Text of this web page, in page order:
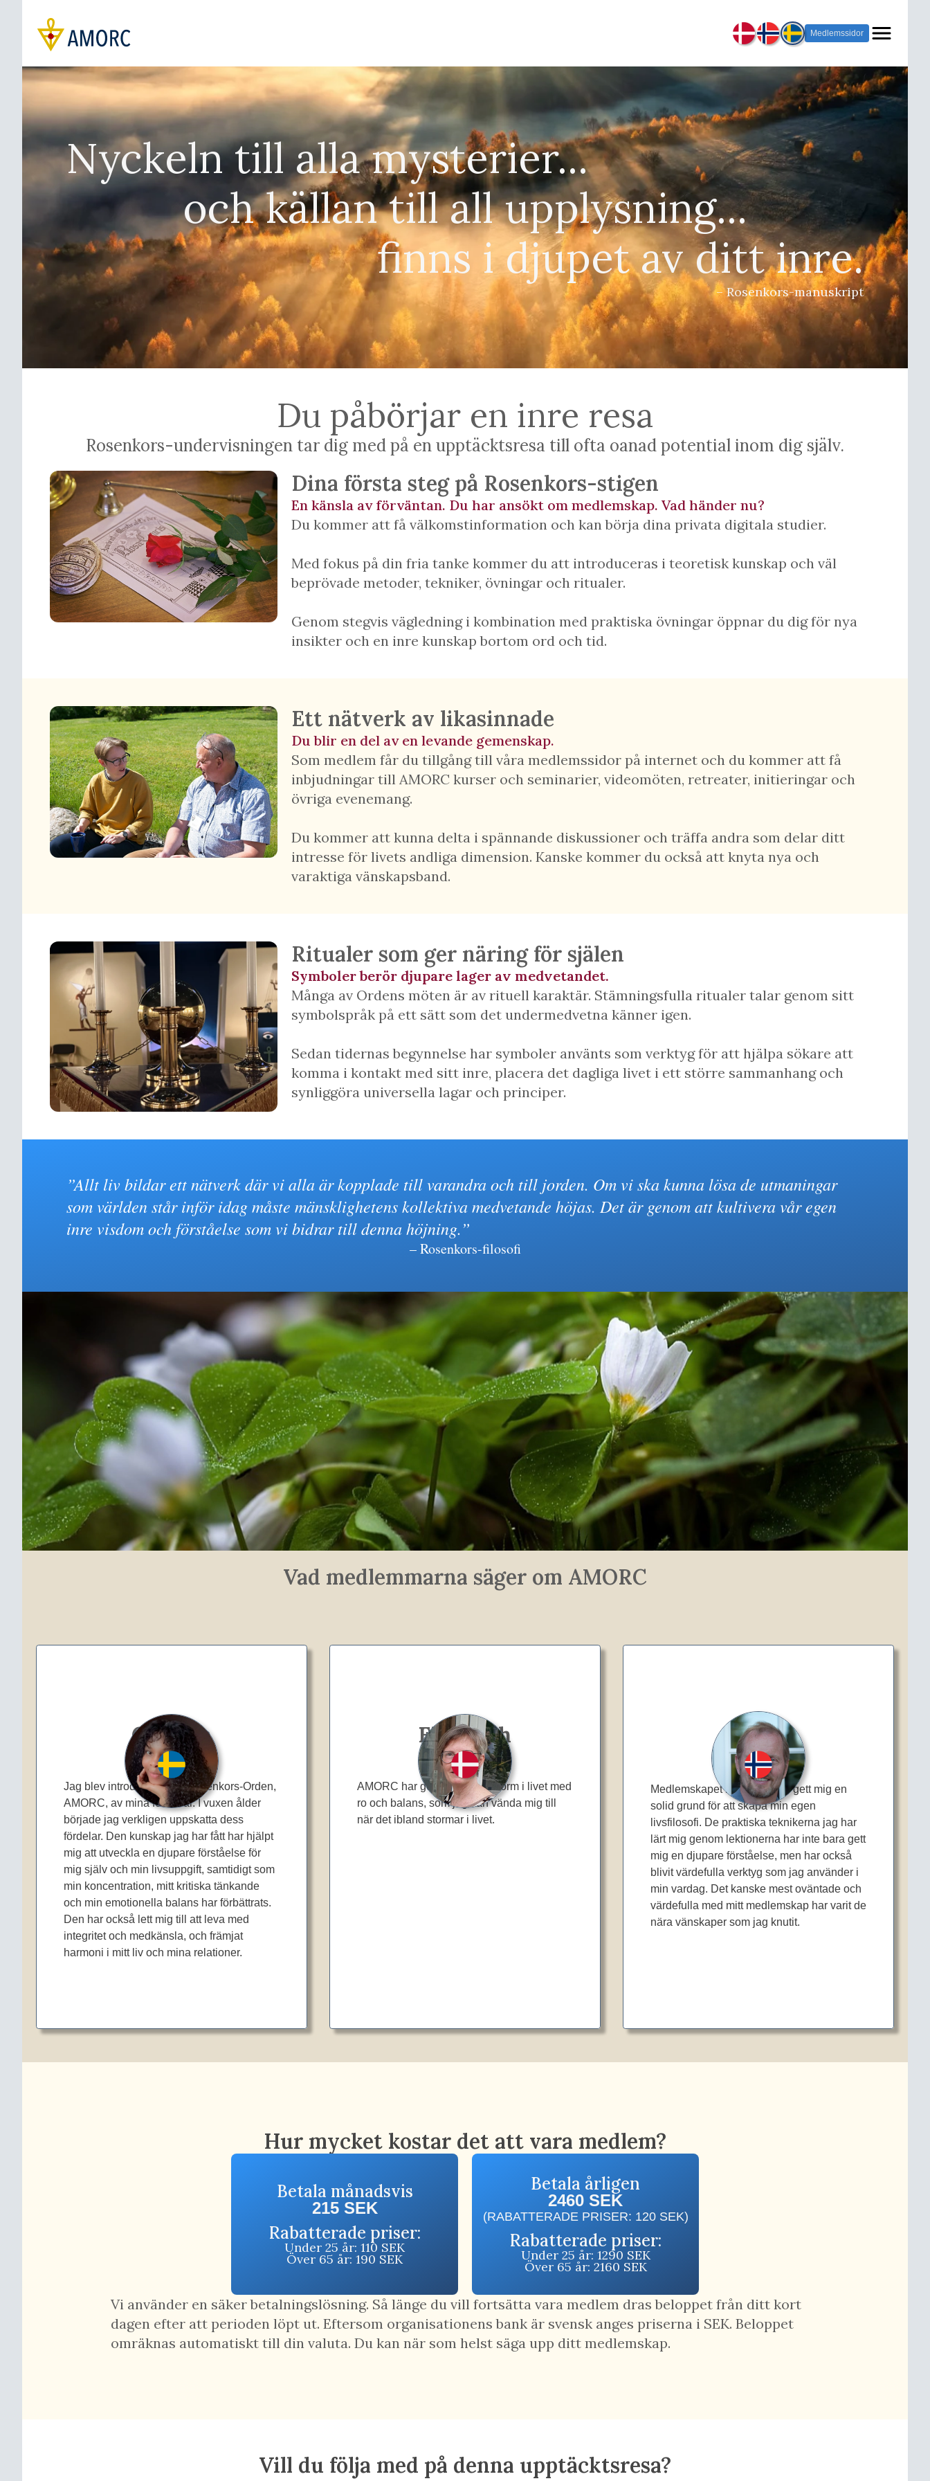
Medlemssidor
Nyckeln till alla mysterier...
och källan till all upplysning...
finns i djupet av ditt inre.
– Rosenkors-manuskript
Du påbörjar en inre resa
Rosenkors-undervisningen tar dig med på en upptäcktsresa till ofta oanad potential inom dig själv.
Dina första steg på Rosenkors-stigen
En känsla av förväntan. Du har ansökt om medlemskap. Vad händer nu?
Du kommer att få välkomstinformation och kan börja dina privata digitala studier.
Med fokus på din fria tanke kommer du att introduceras i teoretisk kunskap och väl
beprövade metoder, tekniker, övningar och ritualer.
Genom stegvis vägledning i kombination med praktiska övningar öppnar du dig för nya
insikter och en inre kunskap bortom ord och tid.
Ett nätverk av likasinnade
Du blir en del av en levande gemenskap.
Som medlem får du tillgång till våra medlemssidor på internet och du kommer att få
inbjudningar till AMORC kurser och seminarier, videomöten, retreater, initieringar och
övriga evenemang.
Du kommer att kunna delta i spännande diskussioner och träffa andra som delar ditt
intresse för livets andliga dimension. Kanske kommer du också att knyta nya och
varaktiga vänskapsband.
Ritualer som ger näring för själen
Symboler berör djupare lager av medvetandet.
Många av Ordens möten är av rituell karaktär. Stämningsfulla ritualer talar genom sitt
symbolspråk på ett sätt som det undermedvetna känner igen.
Sedan tidernas begynnelse har symboler använts som verktyg för att hjälpa sökare att
komma i kontakt med sitt inre, placera det dagliga livet i ett större sammanhang och
synliggöra universella lagar och principer.
”Allt liv bildar ett nätverk där vi alla är kopplade till varandra och till jorden. Om vi ska kunna lösa de utmaningar
som världen står inför idag måste mänsklighetens kollektiva medvetande höjas. Det är genom att kultivera vår egen
inre visdom och förståelse som vi bidrar till denna höjning.”
– Rosenkors-filosofi
Vad medlemmarna säger om AMORC
Chizoba
Jag blev introducerad till Rosenkors-Orden,
AMORC, av mina föräldrar. I vuxen ålder
började jag verkligen uppskatta dess
fördelar. Den kunskap jag har fått har hjälpt
mig att utveckla en djupare förståelse för
mig själv och min livsuppgift, samtidigt som
min koncentration, mitt kritiska tänkande
och min emotionella balans har förbättrats.
Den har också lett mig till att leva med
integritet och medkänsla, och främjat
harmoni i mitt liv och mina relationer.
Elisabeth
AMORC har gett mig en plattform i livet med
ro och balans, som jag kan vända mig till
när det ibland stormar i livet.
Trond
Medlemskapet i AMORC har gett mig en
solid grund för att skapa min egen
livsfilosofi. De praktiska teknikerna jag har
lärt mig genom lektionerna har inte bara gett
mig en djupare förståelse, men har också
blivit värdefulla verktyg som jag använder i
min vardag. Det kanske mest oväntade och
värdefulla med mitt medlemskap har varit de
nära vänskaper som jag knutit.
Hur mycket kostar det att vara medlem?
Betala månadsvis
215 SEK
Rabatterade priser:
Under 25 år: 110 SEK
Över 65 år: 190 SEK
Betala årligen
2460 SEK
(RABATTERADE PRISER: 120 SEK)
Rabatterade priser:
Under 25 år: 1290 SEK
Över 65 år: 2160 SEK
Vi använder en säker betalningslösning. Så länge du vill fortsätta vara medlem dras beloppet från ditt kort
dagen efter att perioden löpt ut. Eftersom organisationens bank är svensk anges priserna i SEK. Beloppet
omräknas automatiskt till din valuta. Du kan när som helst säga upp ditt medlemskap.
Vill du följa med på denna upptäcktsresa?